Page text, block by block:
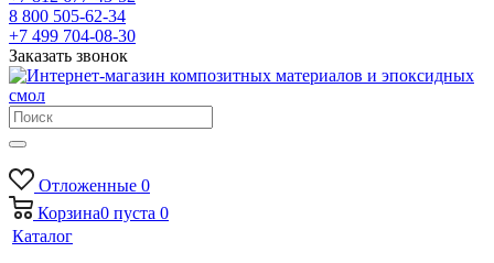
8 800 505-62-34
+7 499 704-08-30
Заказать звонок
Отложенные 0
Корзина0 пуста 0
Каталог